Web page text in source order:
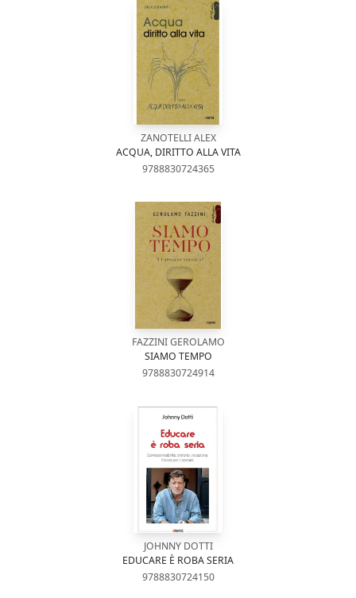
ZANOTELLI ALEX
ACQUA, DIRITTO ALLA VITA
9788830724365
FAZZINI GEROLAMO
SIAMO TEMPO
9788830724914
JOHNNY DOTTI
EDUCARE È ROBA SERIA
9788830724150